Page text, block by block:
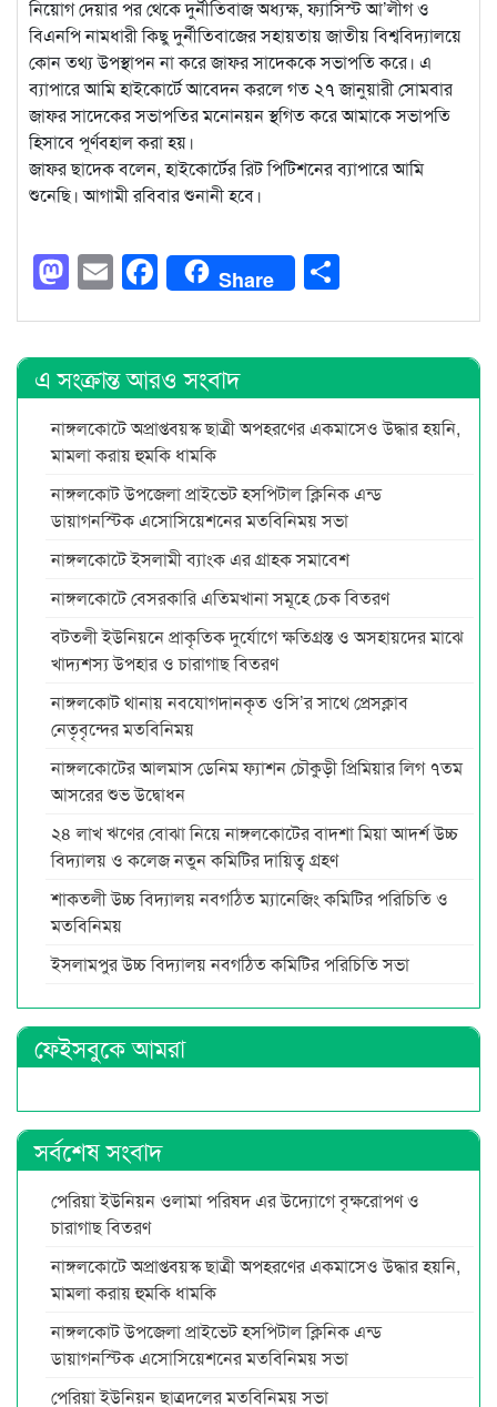
নিয়োগ দেয়ার পর থেকে দুর্নীতিবাজ অধ্যক্ষ, ফ্যাসিস্ট আ’লীগ ও
বিএনপি নামধারী কিছু দুর্নীতিবাজের সহায়তায় জাতীয় বিশ্ববিদ্যালয়ে
কোন তথ্য উপস্থাপন না করে জাফর সাদেককে সভাপতি করে। এ
ব্যাপারে আমি হাইকোর্টে আবেদন করলে গত ২৭ জানুয়ারী সোমবার
জাফর সাদেকের সভাপতির মনোনয়ন স্থগিত করে আমাকে সভাপতি
হিসাবে পূর্ণবহাল করা হয়।
জাফর ছাদেক বলেন, হাইকোর্টের রিট পিটিশনের ব্যাপারে আমি
শুনেছি। আগামী রবিবার শুনানী হবে।
Mastodon
EmailFacebook
Share
এ সংক্রান্ত আরও সংবাদ
নাঙ্গলকোটে অপ্রাপ্তবয়স্ক ছাত্রী অপহরণের একমাসেও উদ্ধার হয়নি,
মামলা করায় হুমকি ধামকি
নাঙ্গলকোট উপজেলা প্রাইভেট হসপিটাল ক্লিনিক এন্ড
ডায়াগনস্টিক এসোসিয়েশনের মতবিনিময় সভা
নাঙ্গলকোটে ইসলামী ব্যাংক এর গ্রাহক সমাবেশ
নাঙ্গলকোটে বেসরকারি এতিমখানা সমূহে চেক বিতরণ
বটতলী ইউনিয়নে প্রাকৃতিক দুর্যোগে ক্ষতিগ্রস্ত ও অসহায়দের মাঝে
খাদ্যশস্য উপহার ও চারাগাছ বিতরণ
নাঙ্গলকোট থানায় নবযোগদানকৃত ওসি’র সাথে প্রেসক্লাব
নেতৃবৃন্দের মতবিনিময়
নাঙ্গলকোটের আলমাস ডেনিম ফ্যাশন চৌকুড়ী প্রিমিয়ার লিগ ৭তম
আসরের শুভ উদ্বোধন
২৪ লাখ ঋণের বোঝা নিয়ে নাঙ্গলকোটের বাদশা মিয়া আদর্শ উচ্চ
বিদ্যালয় ও কলেজ নতুন কমিটির দায়িত্ব গ্রহণ
শাকতলী উচ্চ বিদ্যালয় নবগঠিত ম্যানেজিং কমিটির পরিচিতি ও
মতবিনিময়
ইসলামপুর উচ্চ বিদ্যালয় নবগঠিত কমিটির পরিচিতি সভা
ফেইসবুকে আমরা
সর্বশেষ সংবাদ
পেরিয়া ইউনিয়ন ওলামা পরিষদ এর উদ্যোগে বৃক্ষরোপণ ও
চারাগাছ বিতরণ
নাঙ্গলকোটে অপ্রাপ্তবয়স্ক ছাত্রী অপহরণের একমাসেও উদ্ধার হয়নি,
মামলা করায় হুমকি ধামকি
নাঙ্গলকোট উপজেলা প্রাইভেট হসপিটাল ক্লিনিক এন্ড
ডায়াগনস্টিক এসোসিয়েশনের মতবিনিময় সভা
পেরিয়া ইউনিয়ন ছাত্রদলের মতবিনিময় সভা